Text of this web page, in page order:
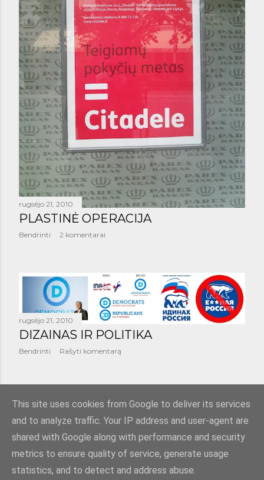
rugsėjo 21, 2010
PLASTINĖ OPERACIJA
Bendrinti 2 komentarai
rugsėjo 21, 2010
DIZAINAS IR POLITIKA
Bendrinti Rašyti komentarą
SENESNI PRANEŠIMAI
Teikia „Blogger“
This site uses cookies from Google to deliver its services
and to analyze traffic. Your IP address and user-agent are
shared with Google along with performance and security
metrics to ensure quality of service, generate usage
statistics, and to detect and address abuse.